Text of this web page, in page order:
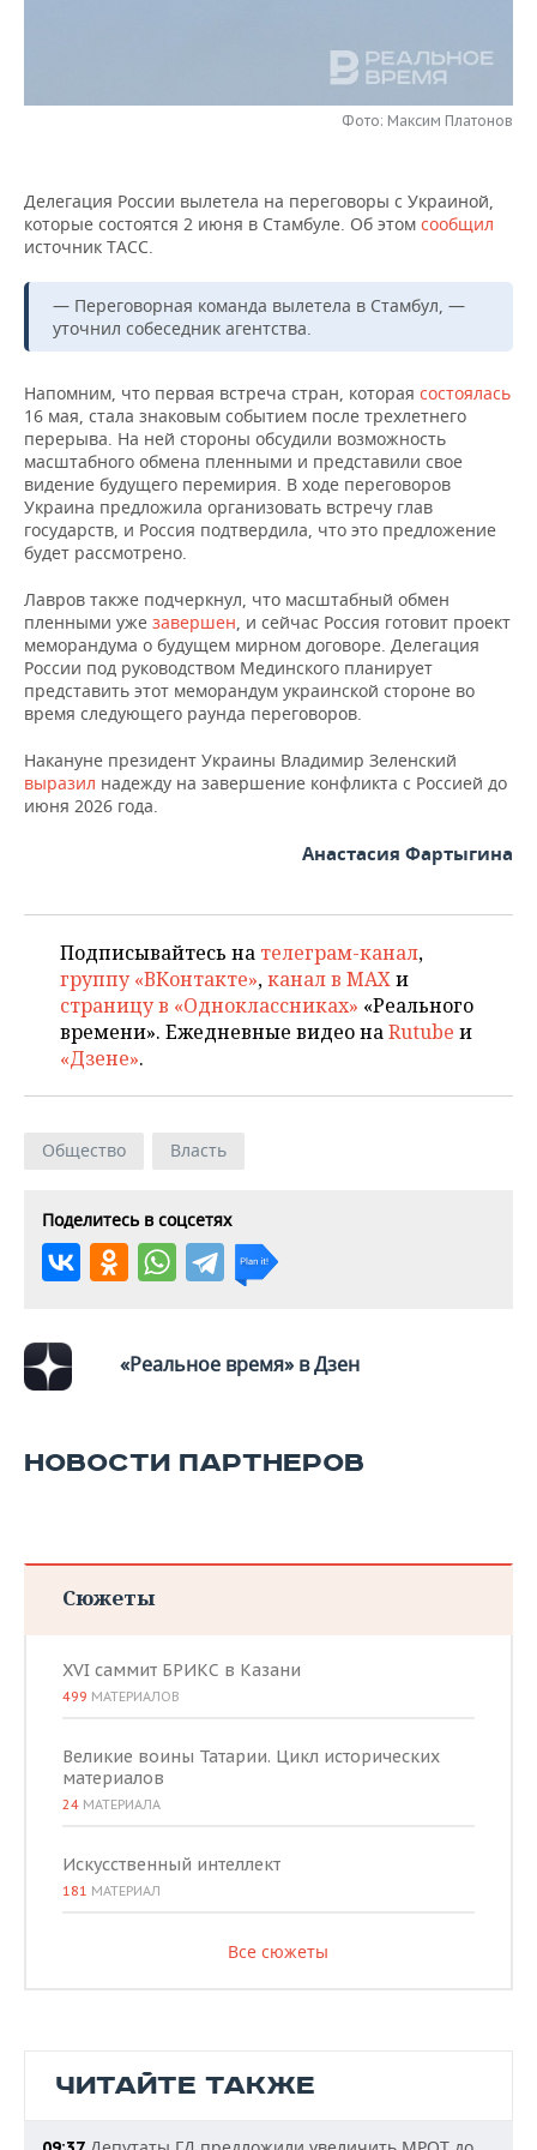
ТРАНСПОРТ
IT
ТЕЛЕКОММУНИКАЦИИ
НОВОСТИ МЕРОПРИЯТИЙ
БИЗНЕС-БРАНЧИ
ОТКРЫТАЯ ЛЕКЦИЯ
СПОРТ
ФУТБОЛ
БАСКЕТБОЛ
КИБЕРСПОРТ
ФИГУРНОЕ КАТАНИЕ
ВОДНЫЕ ВИДЫ СПОРТА
ХОККЕЙ С МЯЧОМ
НОВОСТИ ОБЩЕСТВА
ИНФРАСТРУКТУРА
КУЛЬТУРА
МЕДИЦИНА
ОБРАЗОВАНИЕ
ПРОИСШЕСТВИЯ
ФОТОГАЛЕРЕЯ
СПРАВОЧНИК
СПИСОК КОМПАНИЙ
Фото: Максим Платонов
Делегация России вылетела на переговоры с Украиной,
которые состоятся 2 июня в Стамбуле. Об этом сообщил
источник ТАСС.
— Переговорная команда вылетела в Стамбул, —
уточнил собеседник агентства.
Напомним, что первая встреча стран, которая состоялась
16 мая, стала знаковым событием после трехлетнего
перерыва. На ней стороны обсудили возможность
масштабного обмена пленными и представили свое
видение будущего перемирия. В ходе переговоров
Украина предложила организовать встречу глав
государств, и Россия подтвердила, что это предложение
будет рассмотрено.
Лавров также подчеркнул, что масштабный обмен
пленными уже завершен, и сейчас Россия готовит проект
меморандума о будущем мирном договоре. Делегация
России под руководством Мединского планирует
представить этот меморандум украинской стороне во
время следующего раунда переговоров.
Накануне президент Украины Владимир Зеленский
выразил надежду на завершение конфликта с Россией до
июня 2026 года.
Анастасия Фартыгина
Подписывайтесь на телеграм-канал,
группу «ВКонтакте»,канал в MAXи
страницу в «Одноклассниках» «Реального
времени». Ежедневные видео наRutube и
«Дзене».
Общество Власть
Поделитесь в соцсетях
«Реальное время» в Дзен
НОВОСТИ ПАРТНЕРОВ
Сюжеты
XVI саммит БРИКС в Казани
499 МАТЕРИАЛОВ
Великие воины Татарии. Цикл исторических
материалов
24 МАТЕРИАЛА
Искусственный интеллект
181 МАТЕРИАЛ
Все сюжеты
ЧИТАЙТЕ ТАКЖЕ